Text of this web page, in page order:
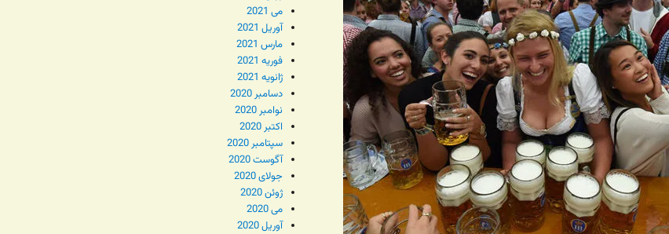
می 2021
آوریل 2021
مارس 2021
فوریه 2021
ژانویه 2021
دسامبر 2020
نوامبر 2020
اکتبر 2020
سپتامبر 2020
آگوست 2020
جولای 2020
ژوئن 2020
می 2020
آوریل 2020